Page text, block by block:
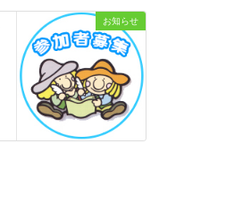
お知らせ